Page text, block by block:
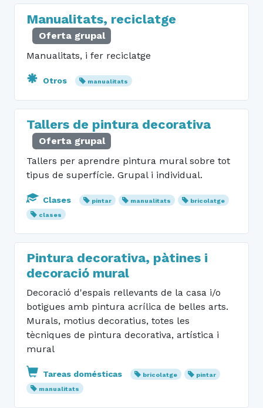
Manualitats, reciclatge
Oferta grupal
Manualitats, i fer reciclatge
Otros manualitats
Tallers de pintura decorativa
Oferta grupal
Tallers per aprendre pintura mural sobre tot
tipus de superfície. Grupal i individual.
Clases pintar manualitats
bricolatge
clases
Pintura decorativa, pàtines i
decoració mural
Decoració d'espais rellevants de la casa i/o
botigues amb pintura acrílica de belles arts.
Murals, motius decoratius, totes les
tècniques de pintura decorativa, artística i
mural
Tareas domésticas bricolatge
pintar
manualitats